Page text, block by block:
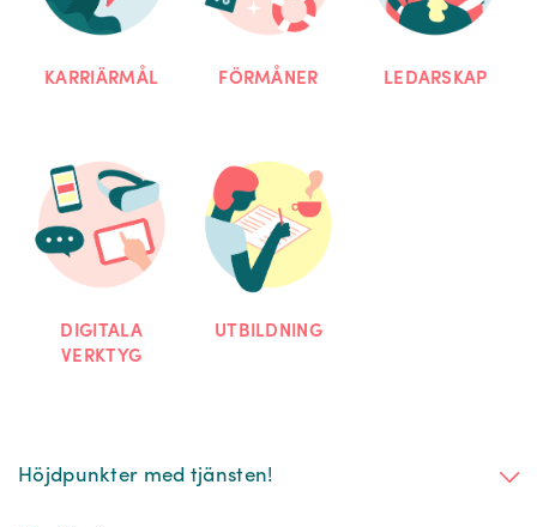
KARRIÄRMÅL FÖRMÅNER LEDARSKAP
DIGITALA
VERKTYG
UTBILDNING
Höjdpunkter med tjänsten!